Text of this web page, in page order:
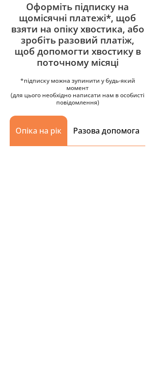
Оформіть підписку на
щомісячні платежі*, щоб
взяти на опіку хвостика, або
зробіть разовий платіж,
щоб допомогти хвостику в
поточному місяці
*підписку можна зупинити у будь-який
момент
(для цього необхідно написати нам в особисті
повідомлення)
Опіка на рік Разова допомога